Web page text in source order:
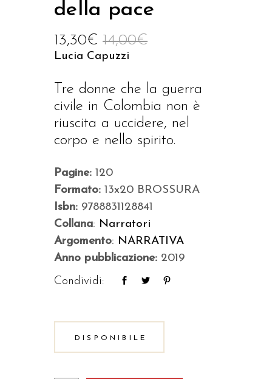
della pace
14,00€
13,30€
Lucia Capuzzi
Tre donne che la guerra
civile in Colombia non è
riuscita a uccidere, nel
corpo e nello spirito.
Pagine: 120
Formato: 13x20 BROSSURA
Isbn: 9788831128841
Collana: Narratori
Argomento: NARRATIVA
Anno pubblicazione: 2019
Condividi:
DISPONIBILE